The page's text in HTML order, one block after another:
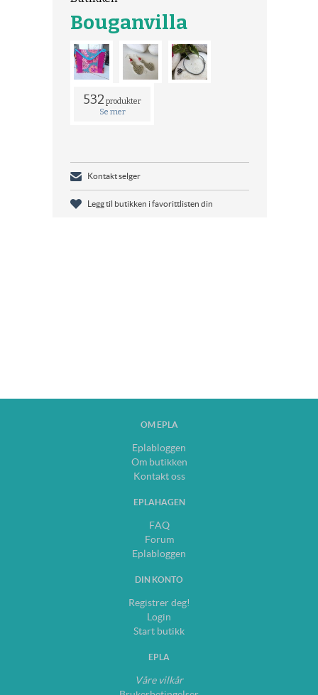
Bouganvilla
532 produkter
Se mer
Kontakt selger
Legg til butikken i favorittlisten din
OM EPLA
Eplabloggen
Om butikken
Kontakt oss
EPLAHAGEN
FAQ
Forum
Eplabloggen
DIN KONTO
Registrer deg!
Login
Start butikk
EPLA
Våre vilkår